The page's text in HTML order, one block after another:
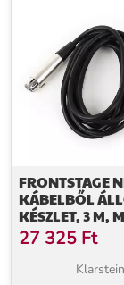
FRONTSTAGE
KÁBELBŐL
KÉSZLET, 3 M,
FEMALE-RE
27 325 Ft
Klarstein